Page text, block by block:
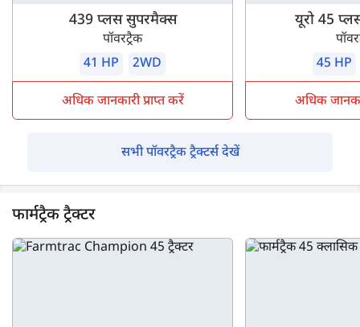
439 प्लस सुपरमैक्स
पॉवरट्रैक
41 HP
2WD
अधिक जानकारी प्राप्त करें
यूरो 45
45 HP
अधिक
सभी पॉवरट्रैक ट्रैक्टर्स देखें
फार्मट्रैक ट्रैक्टर